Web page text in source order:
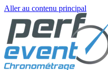
Aller au contenu principal